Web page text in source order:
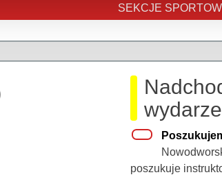
SEKCJE
poszukuje